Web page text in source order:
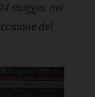
maggio, nel
del